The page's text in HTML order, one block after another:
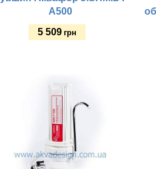
A500
5 509 грн
корпуса:
(ш/в/г) мм:
фильтрации:
температура, оС:
л/сут.: